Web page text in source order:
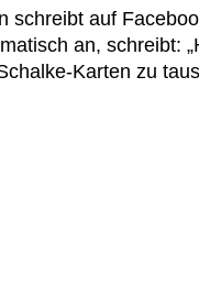
schreibt auf
an, schreibt:
Karten zu